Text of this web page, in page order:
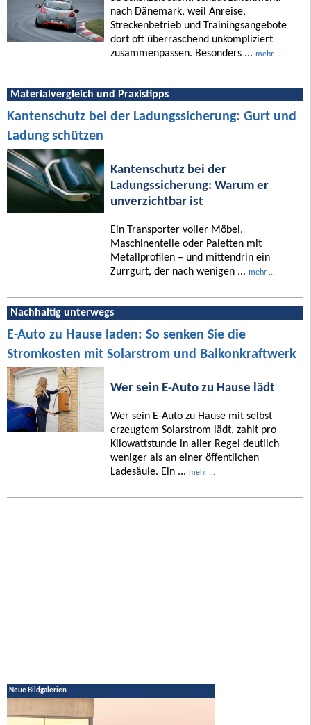
nach Dänemark, weil Anreise,
Streckenbetrieb und Trainingsangebote
dort oft überraschend unkompliziert
zusammenpassen. Besonders ... mehr ...
Materialvergleich und Praxistipps
Kantenschutz bei der Ladungssicherung: Gurt und
Ladung schützen
Kantenschutz bei der
Ladungssicherung: Warum er
unverzichtbar ist
Ein Transporter voller Möbel,
Maschinenteile oder Paletten mit
Metallprofilen – und mittendrin ein
Zurrgurt, der nach wenigen ... mehr ...
Nachhaltig unterwegs
E-Auto zu Hause laden: So senken Sie die
Stromkosten mit Solarstrom und Balkonkraftwerk
Wer sein E-Auto zu Hause lädt
Wer sein E-Auto zu Hause mit selbst
erzeugtem Solarstrom lädt, zahlt pro
Kilowattstunde in aller Regel deutlich
weniger als an einer öffentlichen
Ladesäule. Ein ... mehr ...
Neue Bildgalerien